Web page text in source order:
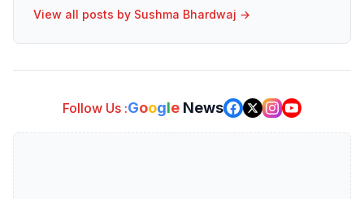
View all posts by Sushma Bhardwaj →
Follow Us :Google News